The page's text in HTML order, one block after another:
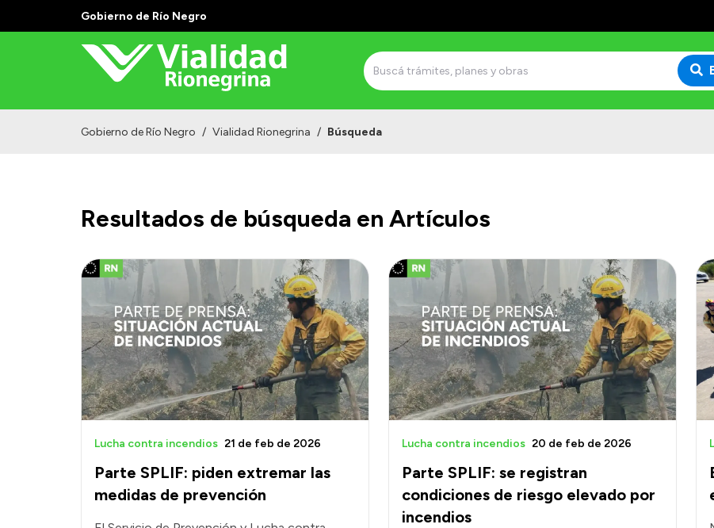
Gobierno de Río Negro
Gobierno de Río Negro / Vialidad Rionegrina / Búsqueda
Resultados de búsqueda en Artículos
Parte SPLIF: piden extremar las
medidas de prevención
Lucha contra incendios 21 de feb de 2026
Parte SPLIF: se registran
condiciones de riesgo elevado por
incendios
Lucha contra incendios 20 de feb de 2026